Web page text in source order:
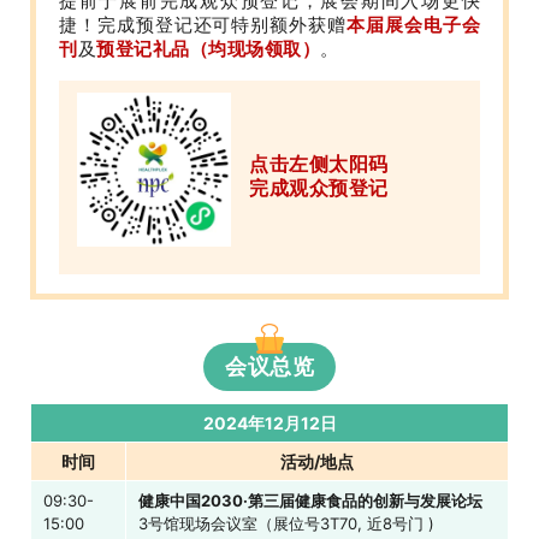
捷！完成预登记还可特别额外获赠本届展会电子会
刊 及预登记礼品（均现场领取） 。
点击左侧太阳码
完成观众预登记
会议总览
2024年12月12日
时间
活动/地点
09:30-
15:00
健康中国2030·第三届健康食品的创新与发展论坛
3号馆现场会议室 （展位号3T70, 近8号门 )